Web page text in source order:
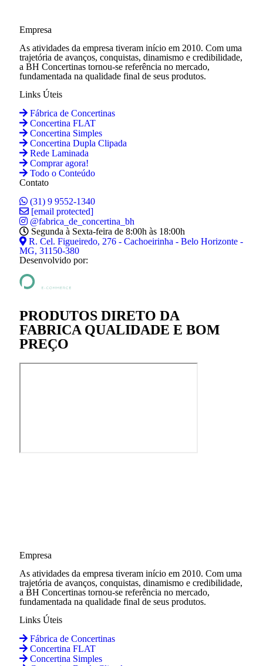
Empresa
As atividades da empresa tiveram início em 2010. Com uma
trajetória de avanços, conquistas, dinamismo e credibilidade,
a BH Concertinas tornou-se referência no mercado,
fundamentada na qualidade final de seus produtos.
Links Úteis
Fábrica de Concertinas
Concertina FLAT
Concertina Simples
Concertina Dupla Clipada
Rede Laminada
Comprar agora!
Todo o Conteúdo
Contato
(31) 9 9552-1340
[email protected]
@fabrica_de_concertina_bh
Segunda à Sexta-feira de 8:00h às 18:00h
R. Cel. Figueiredo, 276 - Cachoeirinha - Belo Horizonte -
MG, 31150-380
Desenvolvido por:
PRODUTOS DIRETO DA
FABRICA QUALIDADE E BOM
PREÇO
Empresa
As atividades da empresa tiveram início em 2010. Com uma
trajetória de avanços, conquistas, dinamismo e credibilidade,
a BH Concertinas tornou-se referência no mercado,
fundamentada na qualidade final de seus produtos.
Links Úteis
Fábrica de Concertinas
Concertina FLAT
Concertina Simples